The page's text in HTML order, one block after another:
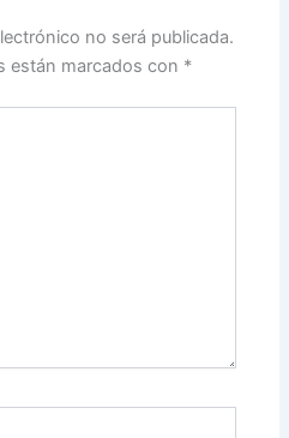
no será publicada.
están marcados con *